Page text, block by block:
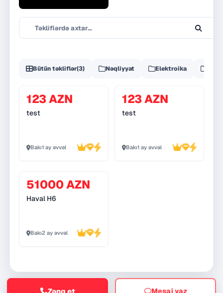
Mesaj yaz
Bütün təkliflər(3) Nəqliyyat Elektroika
123 AZN
test
Bakı1 ay əvvəl
123 AZN
test
Bakı1 ay əvvəl
51000 AZN
Haval H6
Bakı2 ay əvvəl